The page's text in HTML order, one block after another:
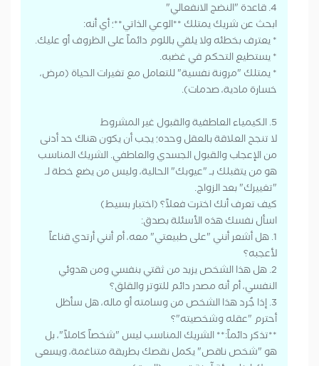
4. قاعدة "النضج الانفعالي"
ابحث عن شريك يمتلك **الوعي الذاتي**؛ أي أنه:
* يعترف بخطئه ولا يلقي باللوم دائماً على الظروف أو عليك.
* يستطيع التحكم في غضبه.
* يمتلك "مرونة نفسية" للتعامل مع تغيرات الحياة (مرض،
خسارة مادية، صدمات).
5. الكيمياء العاطفية والقبول غير المشروط
لا تنجح العلاقة بالعقل وحده؛ يجب أن يكون هناك حد أدنى
من الإعجاب والقبول الجسدي والعاطفي. الشريك المناسب
هو من يتقبلك بـ "عيوبك" الحالية، وليس من يضع خطة لـ
"تغييرك" بعد الزواج.
كيف تعرف أنك اخترت فعلاً؟ (اختبار بسيط)
اسأل نفسك هذه الأسئلة بصدق:
1. هل أشعر أنني "على طبيعتي" معه، أم أنني أرتدي قناعاً
لأعجبه؟
2. هل هذا الشخص يزيد من ثقتي بنفسي ومن هدوئي
النفسي، أم أنه مصدر دائم للتوتر والقلق؟
3. إذا جُرد هذا الشخص من وسامته أو ماله، هل سأظل
أحترم "عقله وشخصيته"؟
**تذكر دائماً:** الشريك المناسب ليس "شخصاً كاملاً"، بل
هو "شخص ناقص" يكمل نقصك بطريقة متناغمة، ويسعى